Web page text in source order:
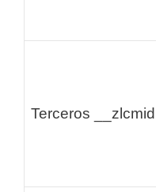
Terceros __zlcmid